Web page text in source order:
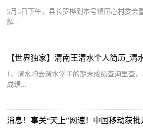
5月5日下午，县长罗桦到本号镇田心村委会
解...
【世界独家】渭南王渭水个人简历_渭
1、渭水的去渭水学子的期末成绩查询里查
成绩...